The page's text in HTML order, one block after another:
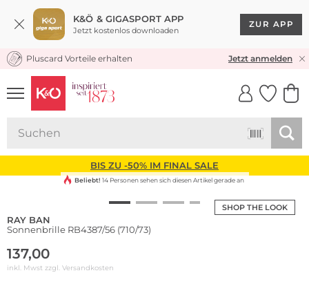
K&Ö & GIGASPORT APP
Jetzt kostenlos downloaden
ZUR APP
KOSTENLOSER VERSAND* & RÜCKVERSAND
Pluscard Vorteile erhalten Jetzt anmelden
UNSERE APP
CLICK &
BIS ZU -50% IM FINAL SALE
SHOP THE LOOK
Beliebt! 14 Personen sehen sich diesen Artikel gerade an
RAY BAN
Sonnenbrille RB4387/56 (710/73)
137,00
inkl. Mwst zzgl. Versandkosten